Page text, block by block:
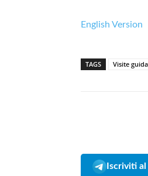
English Version
TAGS Visite
Iscriviti